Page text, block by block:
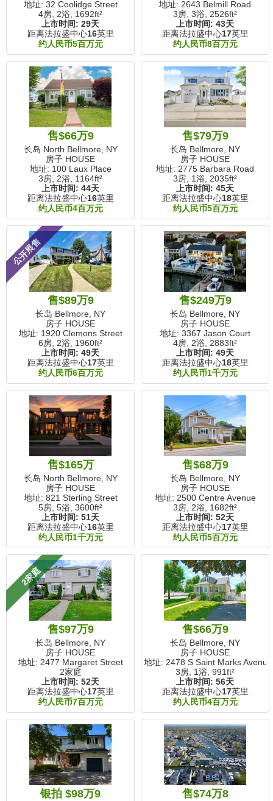
地址: 32 Coolidge Street
4房, 2浴, 1692ft²
上市时间: 29天
距离法拉盛中心16英里
约人民币5百万元
地址: 2643 Belmill Road
3房, 3浴, 2526ft²
上市时间: 43天
距离法拉盛中心17英里
约人民币8百万元
售$66万9
长岛 North Bellmore, NY
房子 HOUSE
地址: 100 Laux Place
3房, 2浴, 1164ft²
上市时间: 44天
距离法拉盛中心16英里
约人民币4百万元
售$79万9
长岛 Bellmore, NY
房子 HOUSE
地址: 2775 Barbara Road
3房, 1浴, 2035ft²
上市时间: 45天
距离法拉盛中心18英里
约人民币5百万元
公开展售
售$89万9
长岛 Bellmore, NY
房子 HOUSE
地址: 1920 Clemons Street
6房, 2浴, 1960ft²
上市时间: 49天
距离法拉盛中心17英里
约人民币6百万元
售$249万9
长岛 Bellmore, NY
房子 HOUSE
地址: 3367 Jason Court
4房, 2浴, 2883ft²
上市时间: 49天
距离法拉盛中心18英里
约人民币1千万元
售$165万
长岛 North Bellmore, NY
房子 HOUSE
地址: 821 Sterling Street
5房, 5浴, 3600ft²
上市时间: 51天
距离法拉盛中心16英里
约人民币1千万元
售$68万9
长岛 Bellmore, NY
房子 HOUSE
地址: 2500 Centre Avenue
3房, 2浴, 1682ft²
上市时间: 52天
距离法拉盛中心17英里
约人民币5百万元
2家庭
售$97万9
长岛 Bellmore, NY
房子 HOUSE
地址: 2477 Margaret Street
2家庭
上市时间: 52天
距离法拉盛中心17英里
约人民币7百万元
售$66万9
长岛 Bellmore, NY
房子 HOUSE
地址: 2478 S Saint Marks Avenue
3房, 1浴, 991ft²
上市时间: 56天
距离法拉盛中心17英里
约人民币4百万元
银拍 $98万9 售$74万8